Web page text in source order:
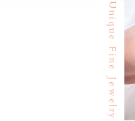
Unique Fine Jewelry